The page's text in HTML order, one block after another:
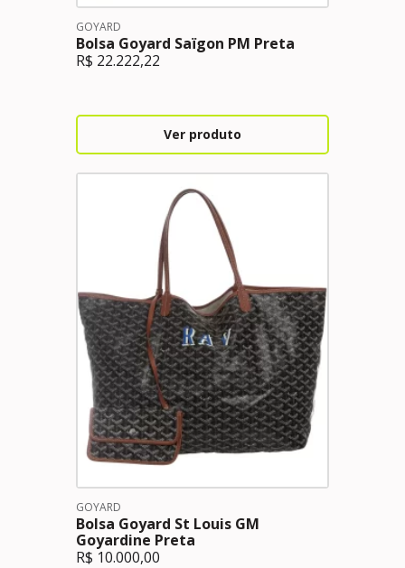
GOYARD
Bolsa Goyard Saïgon PM Preta
R$ 22.222,22
Ver produto
GOYARD
Bolsa Goyard St Louis GM
Goyardine Preta
R$ 10.000,00